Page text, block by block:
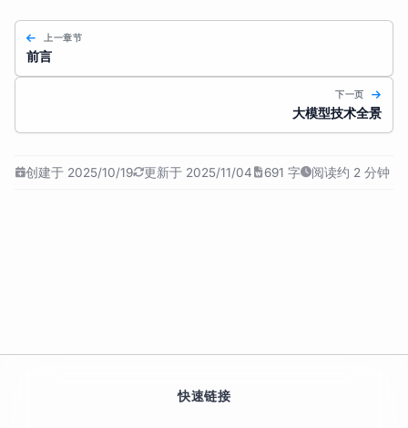
上一章节
前言
下一页
大模型技术全景
创建于 2025/10/19 更新于 2025/11/04 691 字 阅读约 2 分钟
快速链接